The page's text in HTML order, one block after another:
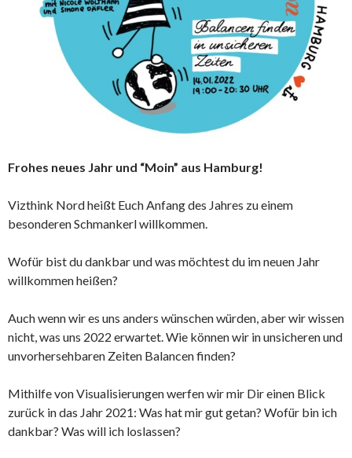
Frohes neues Jahr und “Moin” aus Hamburg!
Vizthink Nord heißt Euch Anfang des Jahres zu einem
besonderen Schmankerl willkommen.
Wofür bist du dankbar und was möchtest du im neuen Jahr
willkommen heißen?
Auch wenn wir es uns anders wünschen würden, aber wir wissen
nicht, was uns 2022 erwartet. Wie können wir in unsicheren und
unvorhersehbaren Zeiten Balancen finden?
Mithilfe von Visualisierungen werfen wir mir Dir einen Blick
zurück in das Jahr 2021: Was hat mir gut getan? Wofür bin ich
dankbar? Was will ich loslassen?